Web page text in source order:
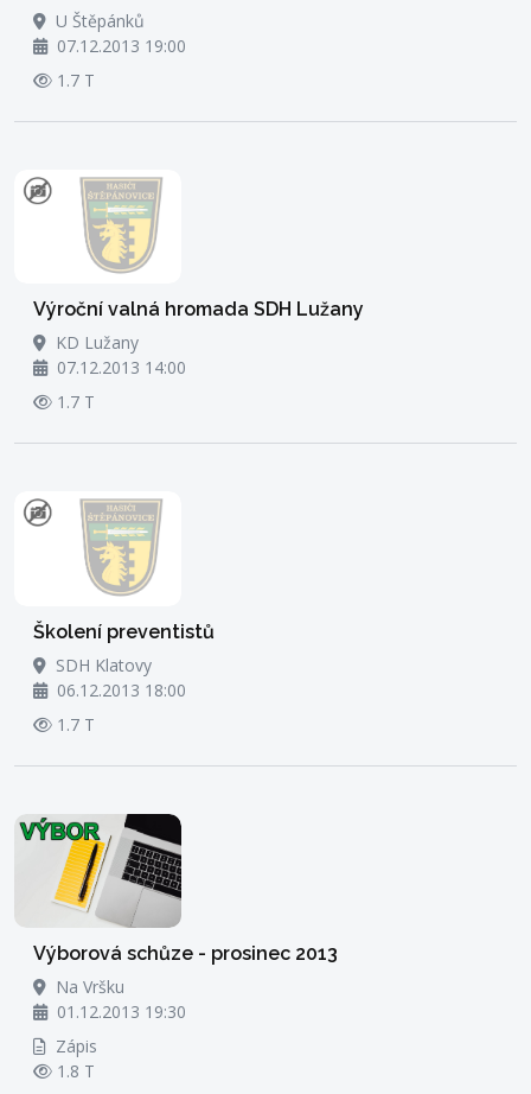
U Štěpánků
07.12.2013 19:00
1.7 T
Výroční valná hromada SDH Lužany
KD Lužany
07.12.2013 14:00
1.7 T
Školení preventistů
SDH Klatovy
06.12.2013 18:00
1.7 T
Výborová schůze - prosinec 2013
Na Vršku
01.12.2013 19:30
Zápis
1.8 T